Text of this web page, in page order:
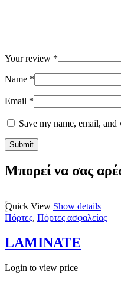
Your review *
Name *
Email *
Save my name, email,
Μπορεί να σας
Quick View Show details
Πόρτες, Πόρτες ασφαλείας
LAMINATE
Login to view price